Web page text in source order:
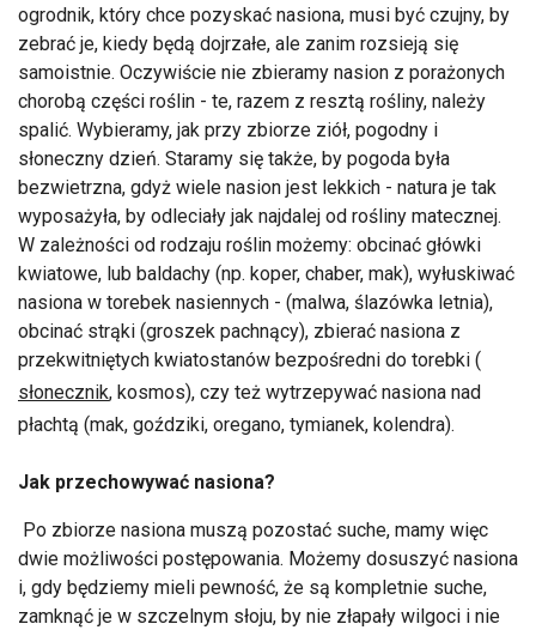
ogrodnik, który chce pozyskać nasiona, musi być czujny, by
zebrać je, kiedy będą dojrzałe, ale zanim rozsieją się
samoistnie. Oczywiście nie zbieramy nasion z porażonych
chorobą części roślin - te, razem z resztą rośliny, należy
spalić. Wybieramy, jak przy zbiorze ziół, pogodny i
słoneczny dzień. Staramy się także, by pogoda była
bezwietrzna, gdyż wiele nasion jest lekkich - natura je tak
wyposażyła, by odleciały jak najdalej od rośliny matecznej.
W zależności od rodzaju roślin możemy: obcinać główki
kwiatowe, lub baldachy (np. koper, chaber, mak), wyłuskiwać
nasiona w torebek nasiennych - (malwa, ślazówka letnia),
obcinać strąki (groszek pachnący), zbierać nasiona z
przekwitniętych kwiatostanów bezpośredni do torebki (
słonecznik, kosmos), czy też wytrzepywać nasiona nad
płachtą (mak, goździki, oregano, tymianek, kolendra).
Jak przechowywać nasiona?
Po zbiorze nasiona muszą pozostać suche, mamy więc
dwie możliwości postępowania. Możemy dosuszyć nasiona
i, gdy będziemy mieli pewność, że są kompletnie suche,
zamknąć je w szczelnym słoju, by nie złapały wilgoci i nie